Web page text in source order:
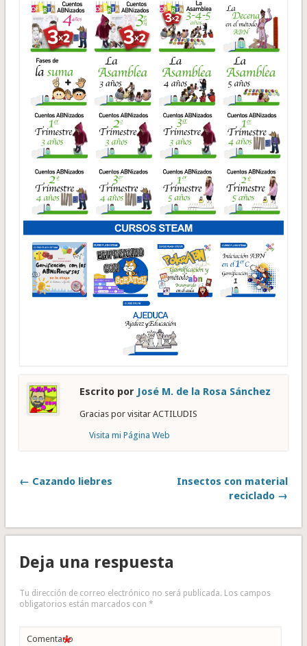
Escrito por José M. de la Rosa Sánchez
Gracias por visitar ACTILUDIS
Visita mi Página Web
← Cazando liebres
Insectos con material
reciclado →
Deja una respuesta
Tu dirección de correo electrónico no será publicada. Los campos
obligatorios están marcados con *
Comentario